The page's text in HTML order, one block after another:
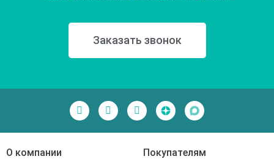
Заказать звонок
О компании Покупателям